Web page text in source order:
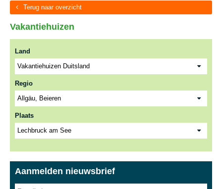
Terug naar overzicht
Vakantiehuizen
Land
Regio
Plaats
Aanmelden nieuwsbrief